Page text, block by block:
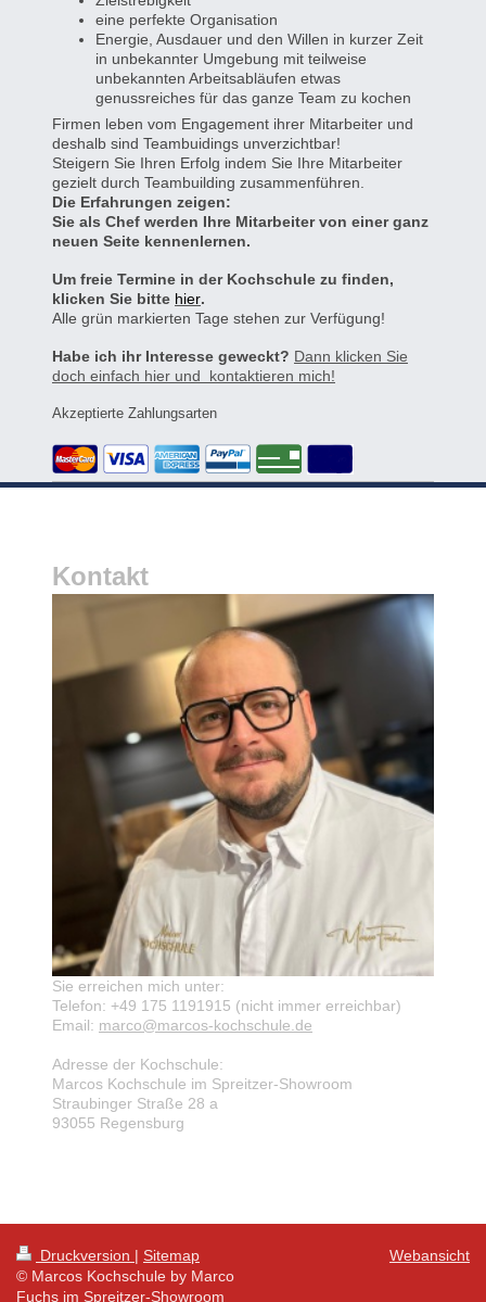
eine perfekte Organisation
Energie, Ausdauer und den Willen in kurzer Zeit
in unbekannter Umgebung mit teilweise
unbekannten Arbeitsabläufen etwas
genussreiches für das ganze Team zu kochen
Firmen leben vom Engagement ihrer Mitarbeiter und
deshalb sind Teambuidings unverzichtbar!
Steigern Sie Ihren Erfolg indem Sie Ihre Mitarbeiter
gezielt durch Teambuilding zusammenführen.
Die Erfahrungen zeigen:
Sie als Chef werden Ihre Mitarbeiter von einer ganz
neuen Seite kennenlernen.
Um freie Termine in der Kochschule zu finden,
klicken Sie bitte hier.
Alle grün markierten Tage stehen zur Verfügung!
Habe ich ihr Interesse geweckt? Dann klicken Sie
doch einfach hier und kontaktieren mich!
Akzeptierte Zahlungsarten
Kontakt
Sie erreichen mich unter:
Telefon: +49 175 1191915 (nicht immer erreichbar)
Email: marco@marcos-kochschule.de
Adresse der Kochschule:
Marcos Kochschule im Spreitzer-Showroom
Straubinger Straße 28 a
93055 Regensburg
Druckversion | Sitemap
© Marcos Kochschule by Marco
Fuchs im Spreitzer-Showroom
Webansicht